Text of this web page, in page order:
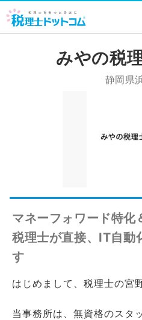
みやの税
静岡県
マネーフォワード特化
税理士が直接、IT自動
す
はじめまして、税理士の宮
当事務所は、無資格のスタ